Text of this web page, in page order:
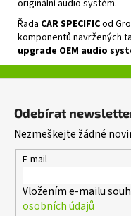
originální audio systém.
Řada CAR SPECIFICod
komponentů navržených
upgrade OEM audio
Odebírat
Nezmeškejte žádné
E-mail
Vložením e-mailu
osobních údajů